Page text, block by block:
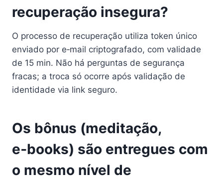
recuperação insegura?
O processo de recuperação utiliza token único
enviado por e‑mail criptografado, com validade
de 15 min. Não há perguntas de segurança
fracas; a troca só ocorre após validação de
identidade via link seguro.
Os bônus (meditação,
e‑books) são entregues com
o mesmo nível de